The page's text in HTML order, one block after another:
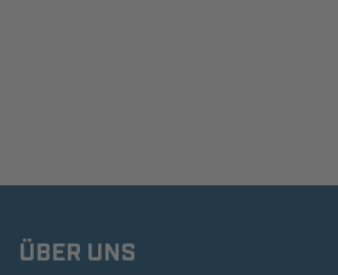
ÜBER UNS